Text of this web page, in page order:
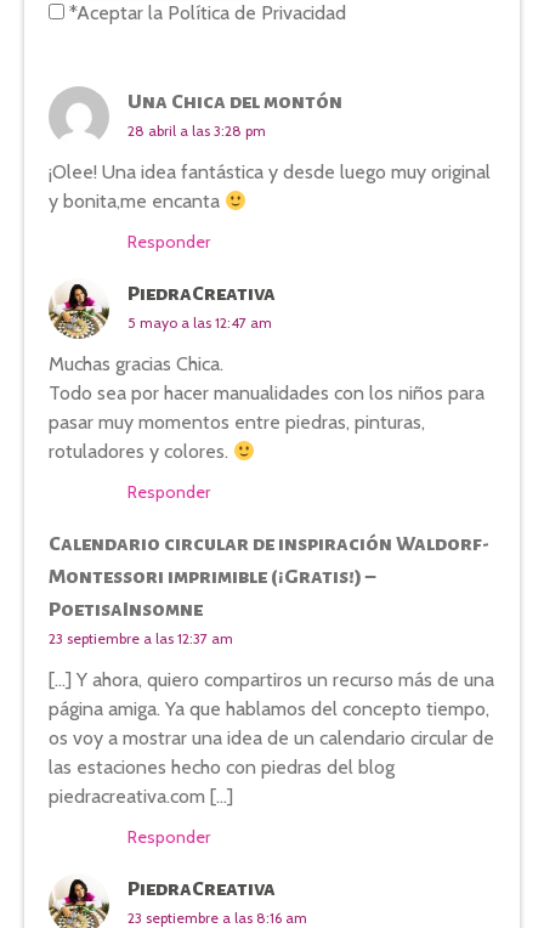
*Aceptar la Política de Privacidad
Una Chica del montón
28 abril a las 3:28 pm
¡Olee! Una idea fantástica y desde luego muy original
y bonita,me encanta
Responder
PiedraCreativa
5 mayo a las 12:47 am
Muchas gracias Chica.
Todo sea por hacer manualidades con los niños para
pasar muy momentos entre piedras, pinturas,
rotuladores y colores.
Responder
Calendario circular de inspiración Waldorf-
Montessori imprimible (¡Gratis!) –
PoetisaInsomne
23 septiembre a las 12:37 am
[…] Y ahora, quiero compartiros un recurso más de una
página amiga. Ya que hablamos del concepto tiempo,
os voy a mostrar una idea de un calendario circular de
las estaciones hecho con piedras del blog
piedracreativa.com […]
Responder
PiedraCreativa
23 septiembre a las 8:16 am